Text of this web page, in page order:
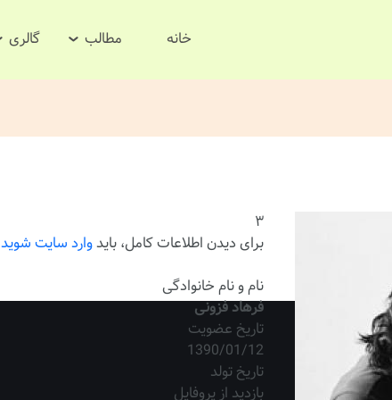
خانه مطالب گالری
۳
برای دیدن اطلاعات کامل، بایدوارد سایت شوید
نام و نام خانوادگی
فرهاد فزونی
تاریخ عضویت
1390/01/12
تاریخ تولد
بازدید از پروفایل